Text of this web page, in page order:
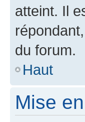
atteint. Il
du forum.
Haut
Mise